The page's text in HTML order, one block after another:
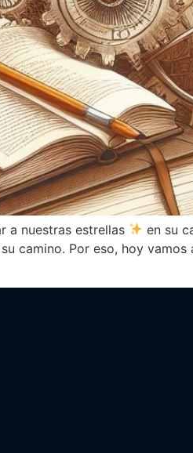
a nuestras estrellas
en su
camino. Por eso, hoy